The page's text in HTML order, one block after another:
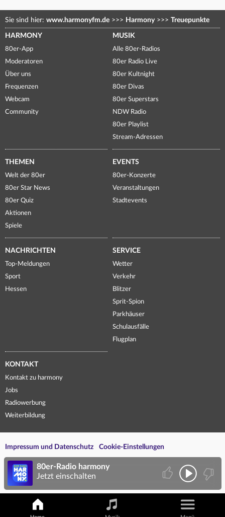
Sie sind hier: www.harmonyfm.de >>> Harmony >>> Treuepunkte
HARMONY
80er-App
Moderatoren
Über uns
Frequenzen
Webcam
Community
MUSIK
Alle 80er-Radios
80er Radio Live
80er Kultnight
80er Divas
80er Superstars
NDW Radio
80er Playlist
Stream-Adressen
THEMEN
Welt der 80er
80er Star News
80er Quiz
Aktionen
Spiele
EVENTS
80er-Konzerte
Veranstaltungen
Stadtevents
NACHRICHTEN
Top-Meldungen
Sport
Hessen
SERVICE
Wetter
Verkehr
Blitzer
Sprit-Spion
Parkhäuser
Schulausfälle
Flugplan
KONTAKT
Kontakt zu harmony
Jobs
Radiowerbung
Weiterbildung
Impressum und Datenschutz Cookie-Einstellungen
80er-Radio harmony
Jetzt einschalten